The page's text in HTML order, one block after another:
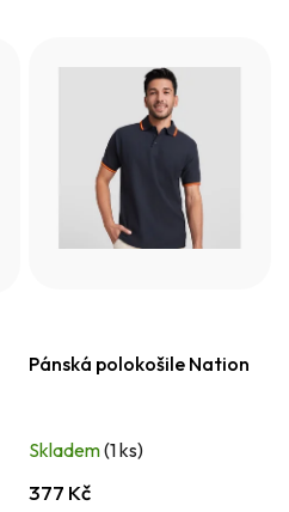
Pánská polokošile Nation
Skladem(1 ks)
377 Kč